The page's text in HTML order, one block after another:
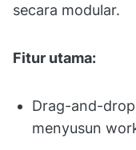
secara modular.
Fitur utama:
Drag-and-
menyusun